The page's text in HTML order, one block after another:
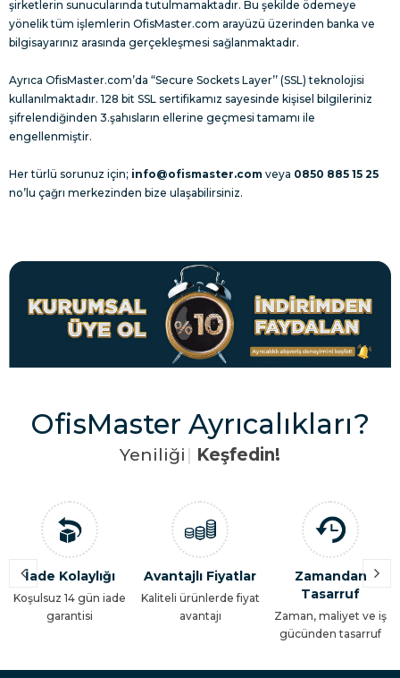
şirketlerin sunucularında tutulmamaktadır. Bu şekilde ödemeye
yönelik tüm işlemlerin OfisMaster.com arayüzü üzerinden banka ve
bilgisayarınız arasında gerçekleşmesi sağlanmaktadır.
Ayrıca OfisMaster.com’da “Secure Sockets Layer’’ (SSL) teknolojisi
kullanılmaktadır. 128 bit SSL sertifikamız sayesinde kişisel bilgileriniz
şifrelendiğinden 3.şahısların ellerine geçmesi tamamı ile
engellenmiştir.
Her türlü sorunuz için; info@ofismaster.com veya 0850 885 15 25
no’lu çağrı merkezinden bize ulaşabilirsiniz.
OfisMaster Ayrıcalıkları?
Yeniliği | Keşfedin!
İade Kolaylığı
Koşulsuz 14 gün iade
garantisi
Avantajlı Fiyatlar
Kaliteli ürünlerde fiyat
avantajı
Zamandan
Tasarruf
Zaman, maliyet ve iş
gücünden tasarruf